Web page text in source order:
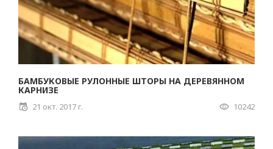
БАМБУКОВЫЕ РУЛОННЫЕ ШТОРЫ НА ДЕРЕВЯННОМ
КАРНИЗЕ
21 окт. 2017 г. 10242